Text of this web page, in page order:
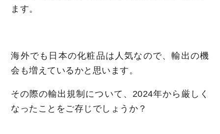
ます。
海外でも日本の化粧品は人気なので、輸出の機
会も増えているかと思います。
その際の輸出規制について、2024年から厳しく
なったことをご存じでしょうか？